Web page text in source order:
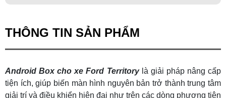
THÔNG TIN SẢN PHẨM
Android Box cho xe Ford Territorylà giải pháp nâng cấp
tiện ích, giúp biến màn hình nguyên bản trở thành trung tâm
giải trí và điều khiển hiện đại như trên các dòng phương tiện